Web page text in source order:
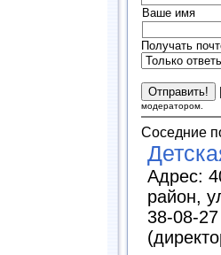
Ваше имя
Получать
модератором.
Соседние
Адрес:
район,
38-08-